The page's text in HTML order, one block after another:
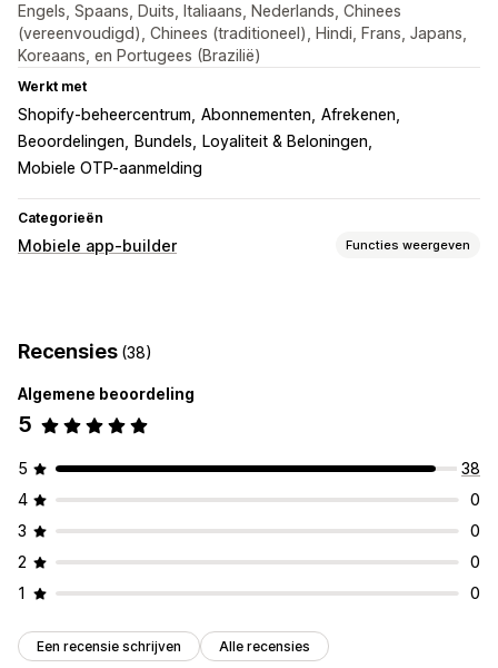
Engels, Spaans, Duits, Italiaans, Nederlands, Chinees
(vereenvoudigd), Chinees (traditioneel), Hindi, Frans, Japans,
Koreaans, en Portugees (Brazilië)
Werkt met
Shopify-beheercentrum Abonnementen Afrekenen
Beoordelingen
Bundels
Loyaliteit & Beloningen
Mobiele OTP-aanmelding
Categorieën
Mobiele app-builder Functies weergeven
Winkelwagenpagina
Drag-and-drop-editor
Meerdere talen
Verlaten winkelwagen
Weer op voorraad
Aanbiedingen Rich media Aangepaste meldingen
Recensies (38)
Algemene beoordeling
5
5
38
4
0
3
0
2
0
1
0
Een recensie schrijven Alle recensies